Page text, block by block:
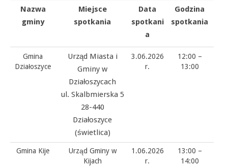
Nazwa
gminy
Miejsce
spotkania
Data
spotkani
a
Godzina
spotkania
Gmina
Działoszyce
Urząd Miasta i
Gminy w
Działoszycach
ul. Skalbmierska 5
28-440
Działoszyce
(świetlica)
3.06.2026
r.
12:00 –
13:00
Gmina Kije
Urząd Gminy w
Kijach
1.06.2026
r.
13:00 –
14:00